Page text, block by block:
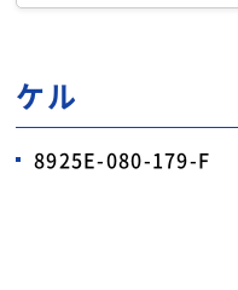
ケル
8925E-080-179-F